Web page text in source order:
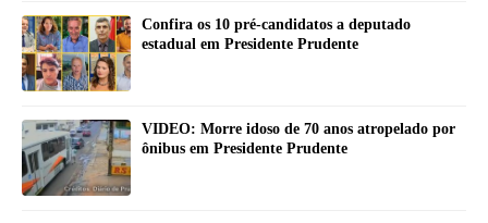
Confira os 10 pré-candidatos a deputado
estadual em Presidente Prudente
VIDEO: Morre idoso de 70 anos atropelado por
ônibus em Presidente Prudente